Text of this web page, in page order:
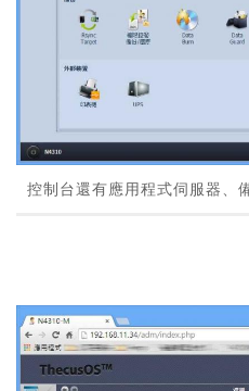
控制台還有應用程式伺服器、